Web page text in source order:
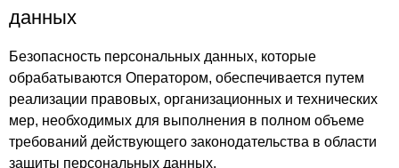
данных
Безопасность персональных данных, которые
обрабатываются Оператором, обеспечивается путем
реализации правовых, организационных и технических
мер, необходимых для выполнения в полном объеме
требований действующего законодательства в области
защиты персональных данных.